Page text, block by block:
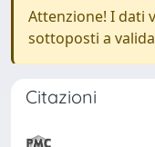
Attenzione! I dati
sottoposti a
Citazioni